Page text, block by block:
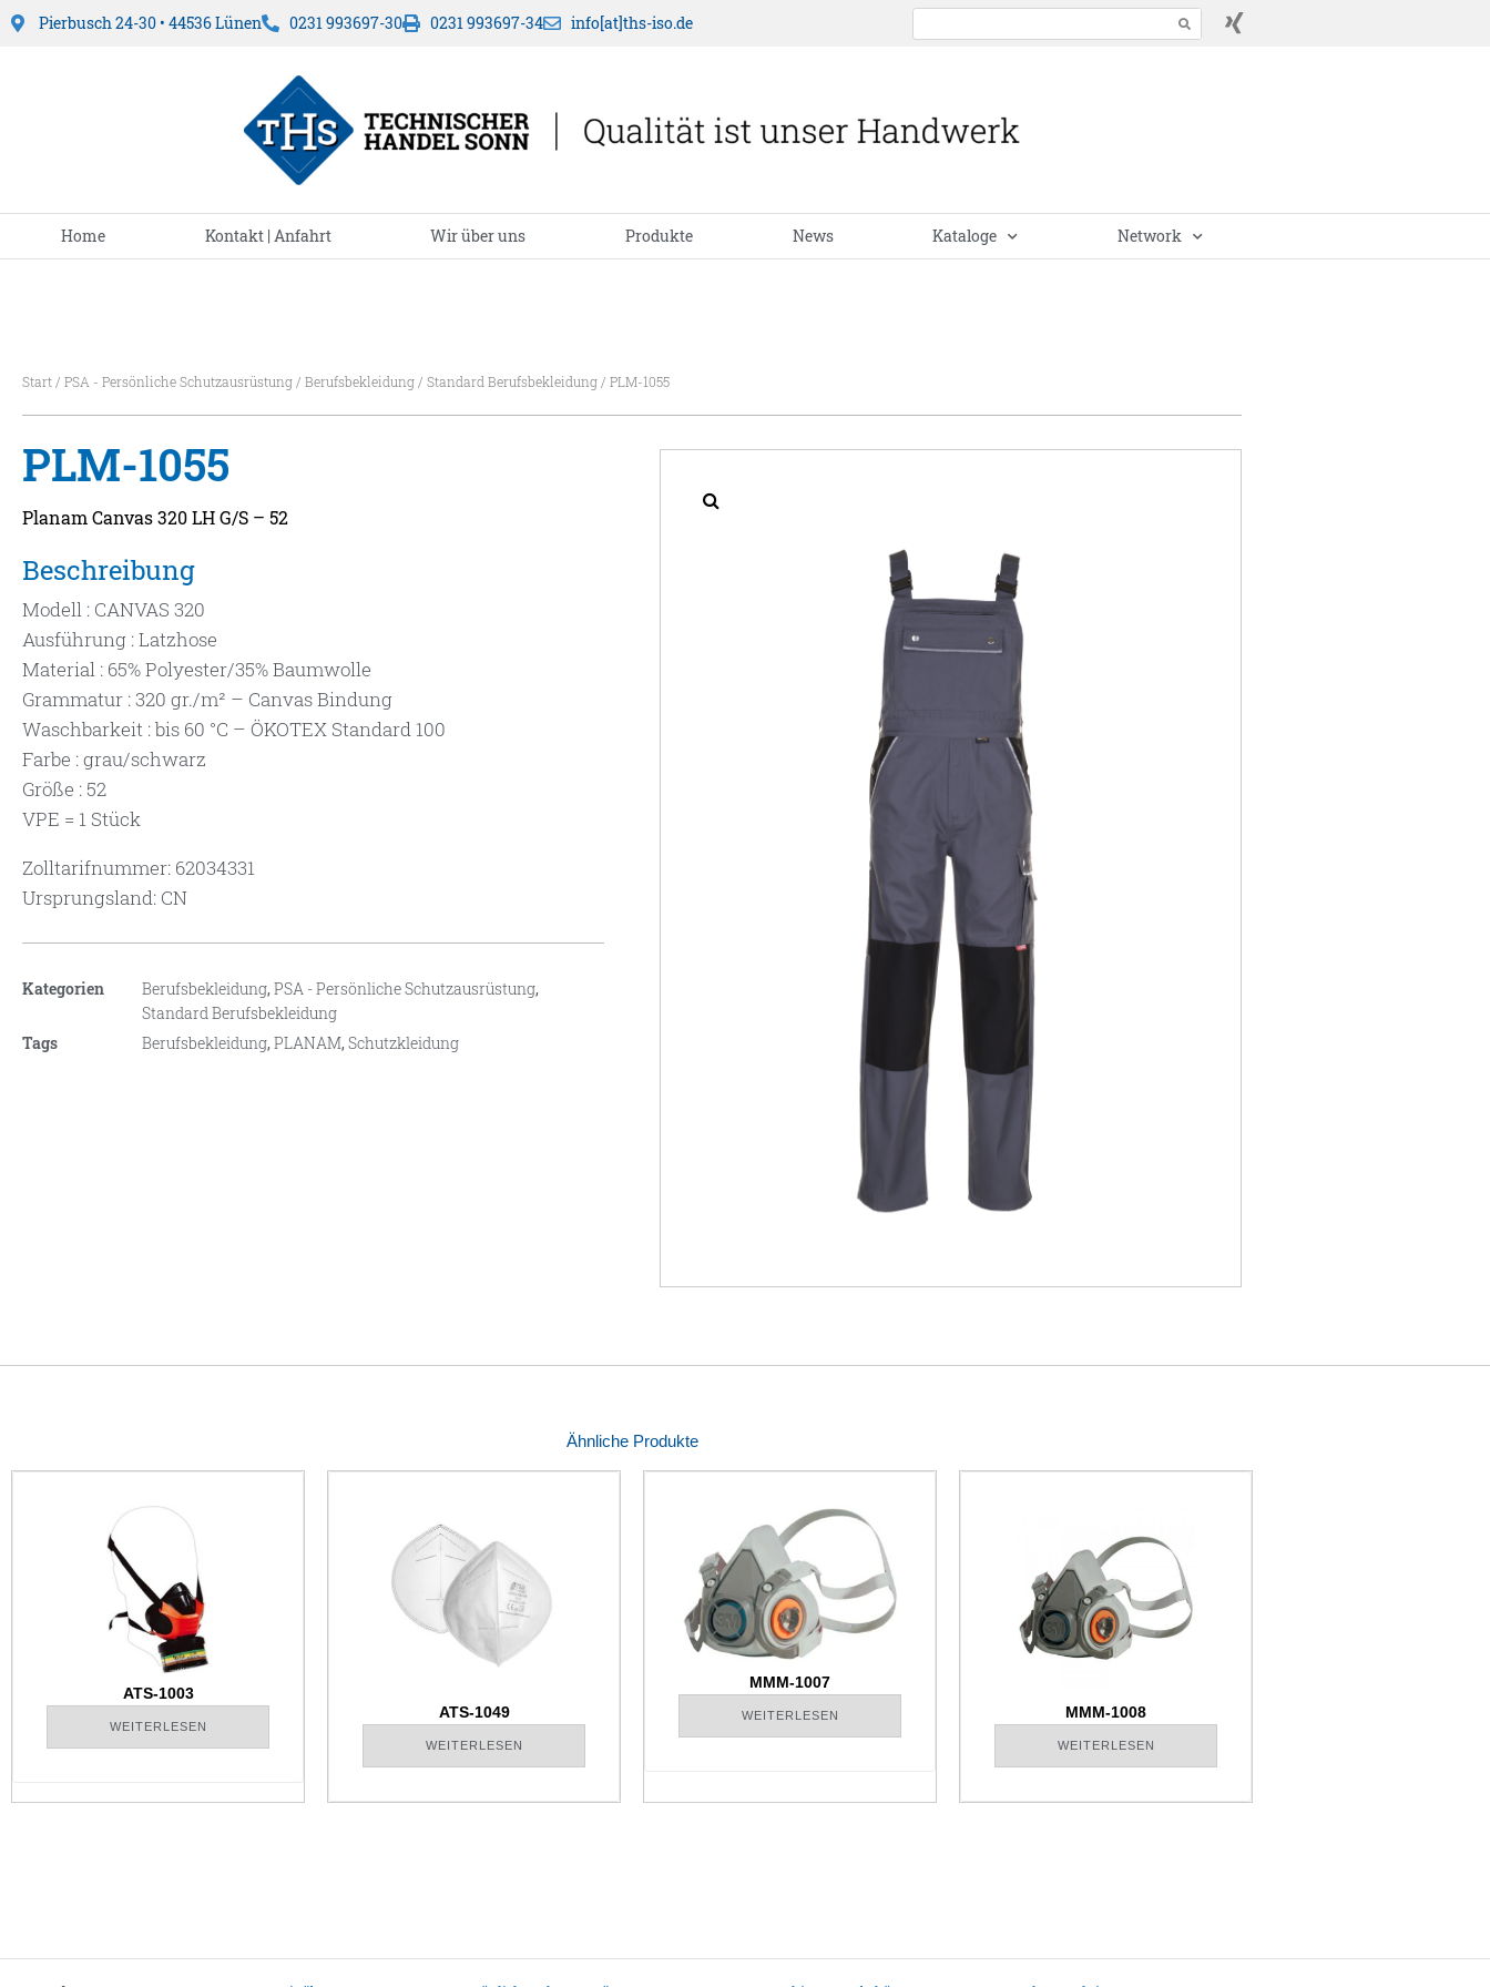
Pierbusch 24-30 • 44536 Lünen 0231 993697-30 0231 993697-34 info[at]ths-iso.de
Home Kontakt | Anfahrt Wir über uns Produkte News Kataloge Network
Start / PSA - Persönliche Schutzausrüstung / Berufsbekleidung / Standard Berufsbekleidung / PLM-1055
PLM-1055
Planam Canvas 320 LH G/S – 52
Beschreibung
Modell : CANVAS 320
Ausführung : Latzhose
Material : 65% Polyester/35% Baumwolle
Grammatur : 320 gr./m² – Canvas Bindung
Waschbarkeit : bis 60 °C – ÖKOTEX Standard 100
Farbe : grau/schwarz
Größe : 52
VPE = 1 Stück
Zolltarifnummer: 62034331
Ursprungsland: CN
Kategorien Berufsbekleidung,PSA - Persönliche Schutzausrüstung,
Standard Berufsbekleidung
Tags
Berufsbekleidung,PLANAM,Schutzkleidung
Ähnliche Produkte
ATS-1003
WEITERLESEN
ATS-1049
WEITERLESEN
MMM-1007
WEITERLESEN MMM-1008
WEITERLESEN